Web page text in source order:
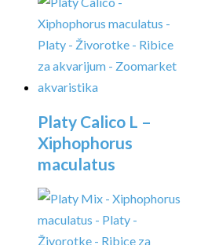
Platy Calico L –
Xiphophorus
maculatus